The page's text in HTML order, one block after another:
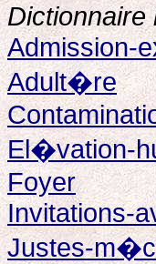
Dictionnaire
Admission-
Adult�re
El�vation-
Foyer
Invitations-
Justes-